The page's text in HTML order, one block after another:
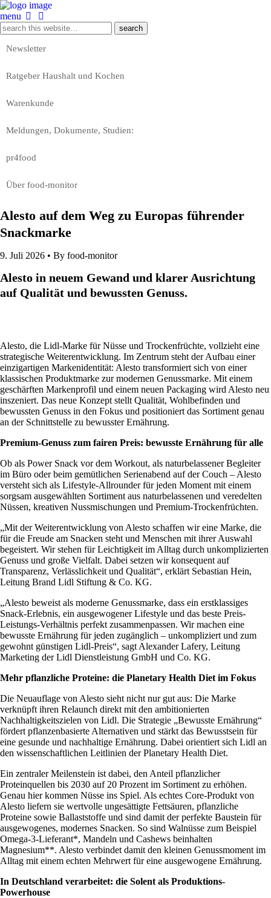
menu
Newsletter
Ratgeber Haushalt und Kochen
Warenkunde
Meldungen, Dokumente, Studien:
pr4food
Über food-monitor
Alesto auf dem Weg zu Europas führender
Snackmarke
9. Juli 2026 • By food-monitor
Alesto in neuem Gewand und klarer Ausrichtung
auf Qualität und bewussten Genuss.
Alesto, die Lidl-Marke für Nüsse und Trockenfrüchte, vollzieht eine
strategische Weiterentwicklung. Im Zentrum steht der Aufbau einer
einzigartigen Markenidentität: Alesto transformiert sich von einer
klassischen Produktmarke zur modernen Genussmarke. Mit einem
geschärften Markenprofil und einem neuen Packaging wird Alesto neu
inszeniert. Das neue Konzept stellt Qualität, Wohlbefinden und
bewussten Genuss in den Fokus und positioniert das Sortiment genau
an der Schnittstelle zu bewusster Ernährung.
Premium-Genuss zum fairen Preis: bewusste Ernährung für alle
Ob als Power Snack vor dem Workout, als naturbelassener Begleiter
im Büro oder beim gemütlichen Serienabend auf der Couch – Alesto
versteht sich als Lifestyle-Allrounder für jeden Moment mit einem
sorgsam ausgewählten Sortiment aus naturbelassenen und veredelten
Nüssen, kreativen Nussmischungen und Premium-Trockenfrüchten.
„Mit der Weiterentwicklung von Alesto schaffen wir eine Marke, die
für die Freude am Snacken steht und Menschen mit ihrer Auswahl
begeistert. Wir stehen für Leichtigkeit im Alltag durch unkomplizierten
Genuss und große Vielfalt. Dabei setzen wir konsequent auf
Transparenz, Verlässlichkeit und Qualität“, erklärt Sebastian Hein,
Leitung Brand Lidl Stiftung & Co. KG.
„Alesto beweist als moderne Genussmarke, dass ein erstklassiges
Snack-Erlebnis, ein ausgewogener Lifestyle und das beste Preis-
Leistungs-Verhältnis perfekt zusammenpassen. Wir machen eine
bewusste Ernährung für jeden zugänglich – unkompliziert und zum
gewohnt günstigen Lidl-Preis“, sagt Alexander Lafery, Leitung
Marketing der Lidl Dienstleistung GmbH und Co. KG.
Mehr pflanzliche Proteine: die Planetary Health Diet im Fokus
Die Neuauflage von Alesto sieht nicht nur gut aus: Die Marke
verknüpft ihren Relaunch direkt mit den ambitionierten
Nachhaltigkeitszielen von Lidl. Die Strategie „Bewusste Ernährung“
fördert pflanzenbasierte Alternativen und stärkt das Bewusstsein für
eine gesunde und nachhaltige Ernährung. Dabei orientiert sich Lidl an
den wissenschaftlichen Leitlinien der Planetary Health Diet.
Ein zentraler Meilenstein ist dabei, den Anteil pflanzlicher
Proteinquellen bis 2030 auf 20 Prozent im Sortiment zu erhöhen.
Genau hier kommen Nüsse ins Spiel. Als echtes Core-Produkt von
Alesto liefern sie wertvolle ungesättigte Fettsäuren, pflanzliche
Proteine sowie Ballaststoffe und sind damit der perfekte Baustein für
ausgewogenes, modernes Snacken. So sind Walnüsse zum Beispiel
Omega-3-Lieferant*, Mandeln und Cashews beinhalten
Magnesium**. Alesto verbindet damit den kleinen Genussmoment im
Alltag mit einem echten Mehrwert für eine ausgewogene Ernährung.
In Deutschland verarbeitet: die Solent als Produktions-
Powerhouse